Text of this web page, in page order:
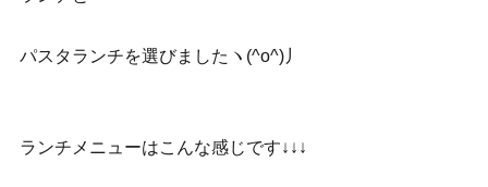
パスタランチを選びましたヽ(^o^)丿
ランチメニューはこんな感じです↓↓↓